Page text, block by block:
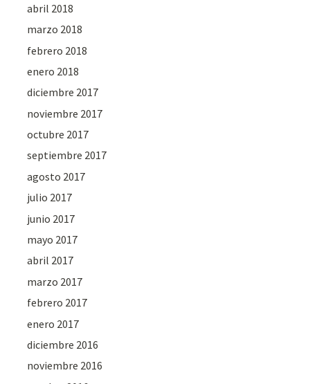
abril 2018
marzo 2018
febrero 2018
enero 2018
diciembre 2017
noviembre 2017
octubre 2017
septiembre 2017
agosto 2017
julio 2017
junio 2017
mayo 2017
abril 2017
marzo 2017
febrero 2017
enero 2017
diciembre 2016
noviembre 2016